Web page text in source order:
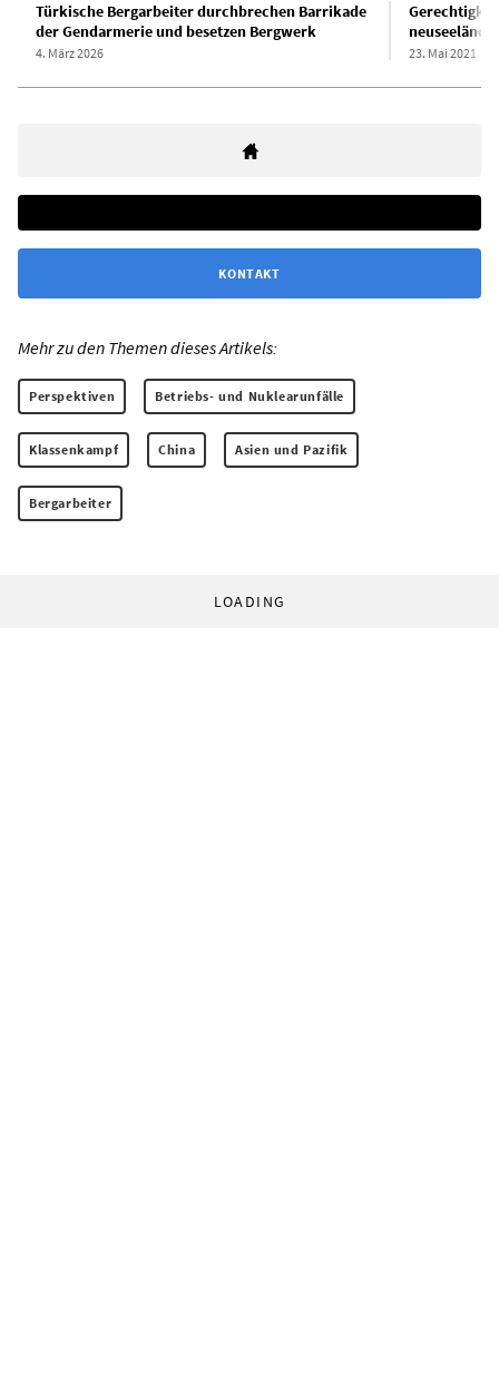
Türkische Bergarbeiter durchbrechen Barrikade
der Gendarmerie und besetzen Bergwerk
4. März 2026 23. Mai 2021
KONTAKT
Mehr zu den Themen dieses Artikels:
Perspektiven Betriebs- und Nuklearunfälle
Klassenkampf China Asien und Pazifik
Bergarbeiter
LOADING